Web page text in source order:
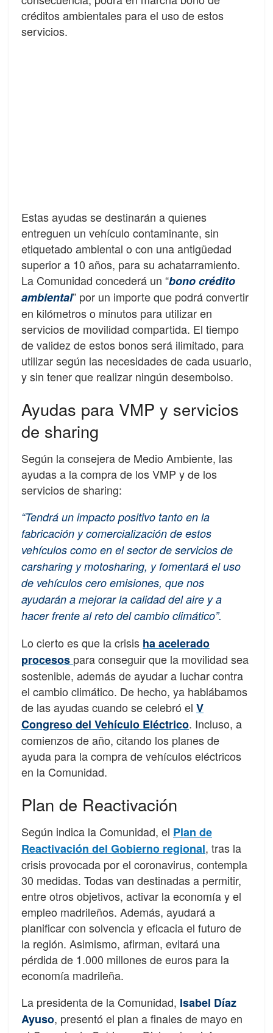
créditos ambientales para el uso de estos
servicios.
Estas ayudas se destinarán a quienes
entreguen un vehículo contaminante, sin
etiquetado ambiental o con una antigüedad
superior a 10 años, para su achatarramiento.
La Comunidad concederá un “bono crédito
ambiental” por un importe que podrá convertir
en kilómetros o minutos para utilizar en
servicios de movilidad compartida. El tiempo
de validez de estos bonos será ilimitado, para
utilizar según las necesidades de cada usuario,
y sin tener que realizar ningún desembolso.
Ayudas para VMP y servicios
de sharing
Según la consejera de Medio Ambiente, las
ayudas a la compra de los VMP y de los
servicios de sharing:
“Tendrá un impacto positivo tanto en la
fabricación y comercialización de estos
vehículos como en el sector de servicios de
carsharing y motosharing, y fomentará el uso
de vehículos cero emisiones, que nos
ayudarán a mejorar la calidad del aire y a
hacer frente al reto del cambio climático”.
Lo cierto es que la crisis ha acelerado
procesos para conseguir que la movilidad sea
sostenible, además de ayudar a luchar contra
el cambio climático. De hecho, ya hablábamos
de las ayudas cuando se celebró el V
Congreso del Vehículo Eléctrico. Incluso, a
comienzos de año, citando los planes de
ayuda para la compra de vehículos eléctricos
en la Comunidad.
Plan de Reactivación
Según indica la Comunidad, el Plan de
Reactivación del Gobierno regional, tras la
crisis provocada por el coronavirus, contempla
30 medidas. Todas van destinadas a permitir,
entre otros objetivos, activar la economía y el
empleo madrileños. Además, ayudará a
planificar con solvencia y eficacia el futuro de
la región. Asimismo, afirman, evitará una
pérdida de 1.000 millones de euros para la
economía madrileña.
La presidenta de la Comunidad, Isabel Díaz
Ayuso, presentó el plan a finales de mayo en